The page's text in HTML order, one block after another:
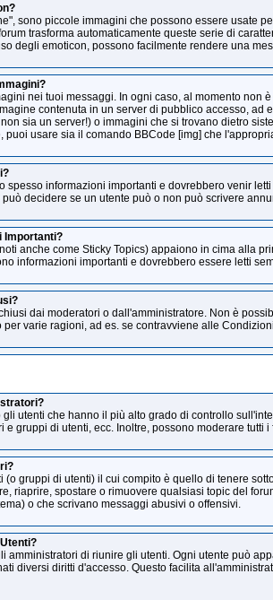
sono piccole immagini che possono essere usate
trasforma automaticamente queste serie di
degli emoticon, possono facilmente rendere una
nei tuoi messaggi. In ogni caso, al momento
contenuta in un server di pubblico accesso,
sia un server!) o immagini che si trovano dietro
puoi usare sia il comando BBCode [img] che
spesso informazioni importanti e dovrebbero venir
decidere se un utente può o non può scrivere
Importanti?
anche come Sticky Topics) appaiono in cima alla
informazioni importanti e dovrebbero essere letti
dai moderatori o dall'amministratore. Non è
per varie ragioni, ad es. se contravviene alle
gli utenti che hanno il più alto grado di controllo
e gruppi di utenti, ecc. Inoltre, possono moderare tutti i
(o gruppi di utenti) il cui compito è quello di tenere
riaprire, spostare o rimuovere qualsiasi topic del
o che scrivano messaggi abusivi o offensivi.
amministratori di riunire gli utenti. Ogni utente può
diversi diritti d'accesso. Questo facilita